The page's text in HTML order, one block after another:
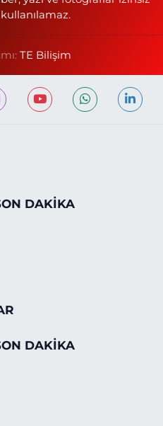
kullanılamaz.
TE Bilişim
DAKİKA
DAKİKA